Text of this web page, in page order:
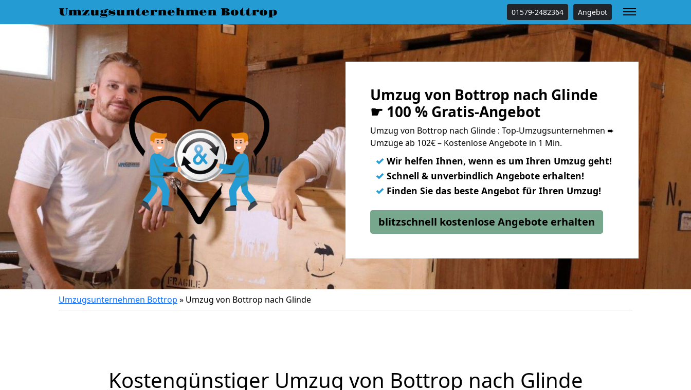
Umzugsunternehmen Bottrop 01579-2482364 Angebot
Umzug von Bottrop nach Glinde
☛ 100 % Gratis-Angebot
Umzug von Bottrop nach Glinde : Top-Umzugsunternehmen ➨
Umzüge ab 102€ – Kostenlose Angebote in 1 Min.
✓ Wir helfen Ihnen, wenn es um Ihren Umzug geht!
✓ Schnell & unverbindlich Angebote erhalten!
✓ Finden Sie das beste Angebot für Ihren Umzug!
blitzschnell kostenlose Angebote erhalten
Umzugsunternehmen Bottrop » Umzug von Bottrop nach Glinde
Kostengünstiger Umzug von Bottrop nach Glinde